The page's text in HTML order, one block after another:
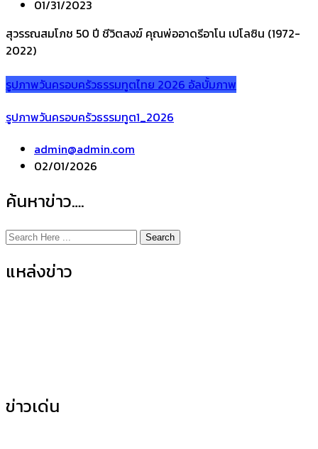
01/31/2023
สุวรรณสมโภช 50 ปี ชีวิตสงฆ์ คุณพ่ออาดรีอาโน เปโลซิน (1972-
2022)
รูปภาพวันครอบครัวธรรมทูตไทย 2026 อัลบั้มภาพ
รูปภาพวันครอบครัวธรรมทูต1_2026
admin@admin.com
02/01/2026
ค้นหาข่าว….
Search
แหล่งข่าว
ข่าวเด่น